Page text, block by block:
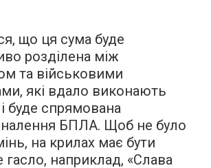
що ця сума буде
розділена між
та військовими
які вдало виконають
буде спрямована
БПЛА. Щоб не було
на крилах має бути
гасло, наприклад, «Слава